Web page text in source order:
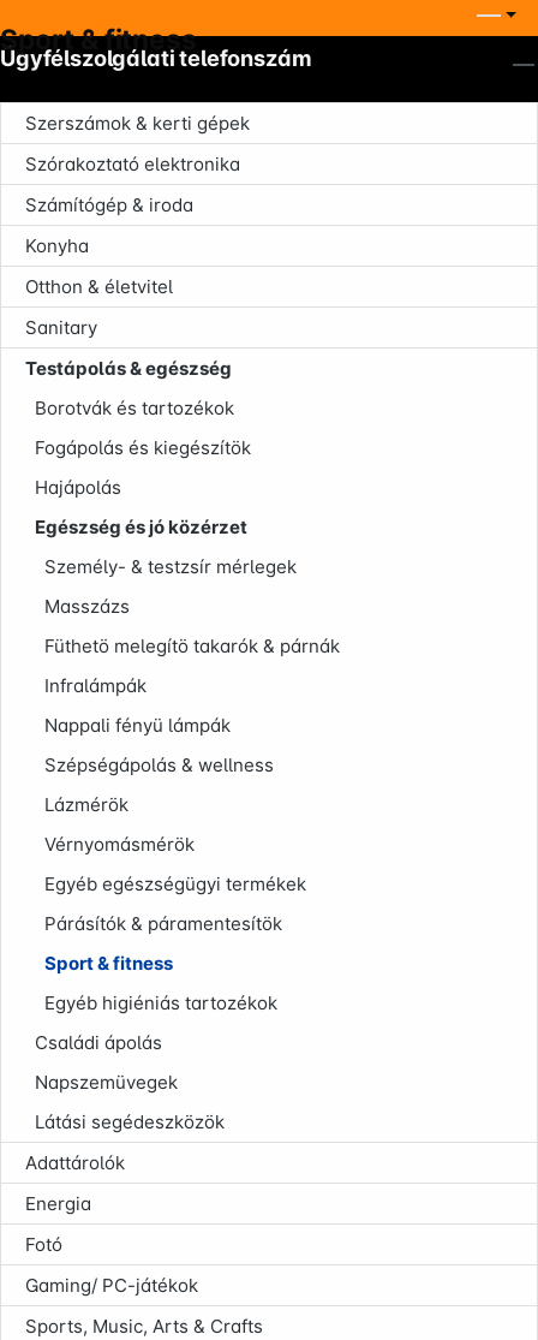
Sport & fitness
Szerszámok & kerti gépek
Szórakoztató elektronika
Számítógép & iroda
Konyha
Otthon & életvitel
Sanitary
Testápolás & egészség
Borotvák és tartozékok
Fogápolás és kiegészítök
Hajápolás
Egészség és jó közérzet
Személy- & testzsír mérlegek
Masszázs
Füthetö melegítö takarók & párnák
Infralámpák
Nappali fényü lámpák
Szépségápolás & wellness
Lázmérök
Vérnyomásmérök
Egyéb egészségügyi termékek
Párásítók & páramentesítök
Sport & fitness
Egyéb higiéniás tartozékok
Családi ápolás
Napszemüvegek
Látási segédeszközök
Adattárolók
Energia
Fotó
Gaming/ PC-játékok
Sports, Music, Arts & Crafts
Ügyfélszolgálati telefonszám
Company
Infoterminal
News
Follow us on